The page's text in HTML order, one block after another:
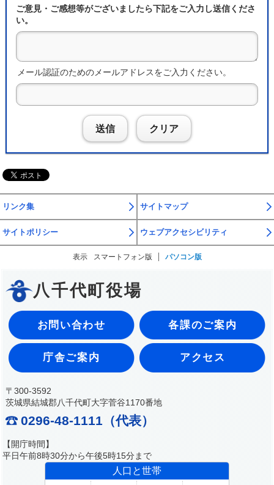
ご意見・ご感想等がございましたら下記をご入力し送信くださ
い。
メール認証のためのメールアドレスをご入力ください。
送信 クリア
リンク集 サイトマップ
サイトポリシー ウェブアクセシビリティ
表示 スマートフォン版 パソコン版
八千代町役場
お問い合わせ 各課のご案内
庁舎ご案内 アクセス
〒300-3592
茨城県結城郡八千代町大字菅谷1170番地
0296-48-1111（代表）
【開庁時間】
平日午前8時30分から午後5時15分まで